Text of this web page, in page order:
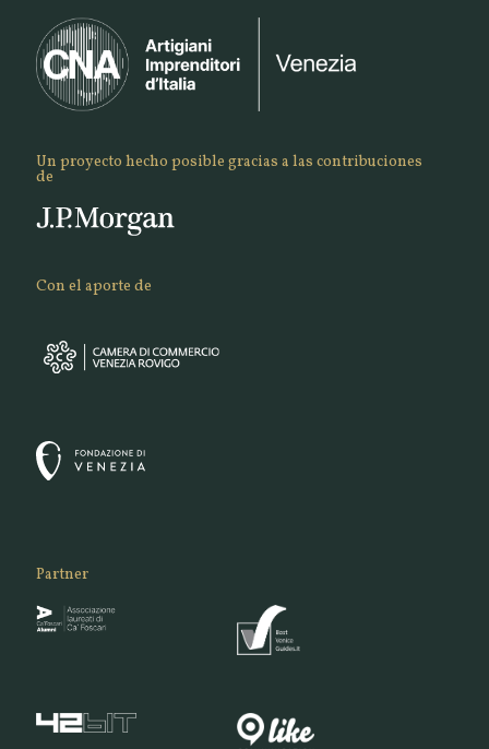
Un proyecto hecho posible gracias a las contribuciones
de
Con el aporte de
Partner